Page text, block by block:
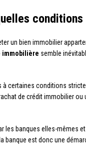
conditions
un bien immobilier
immobilière semble
certaines conditions
de crédit immobilier
banques elles-mêmes
banque est donc une